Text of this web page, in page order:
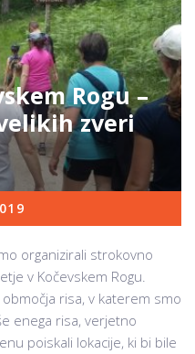
Rogu –
zveri
organizirali strokovno
v Kočevskem Rogu.
risa, v katerem smo
enega risa, verjetno
poiskali lokacije, ki bi bile